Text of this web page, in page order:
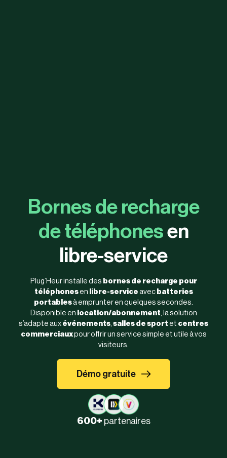
Bornes de recharge
de téléphones en
libre-service
Plug’Heur installe des bornes de recharge pour
téléphonesen libre-service avec batteries
portablesà emprunter en quelques secondes.
Disponible en location/abonnement, la solution
s’adapte aux événements, salles de sport et centres
commerciauxpour offrir un service simple et utile à vos
visiteurs.
Démo gratuite
600+ partenaires